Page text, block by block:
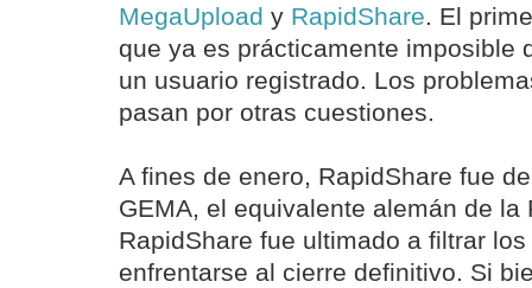
MegaUpload y RapidShare. El
que ya es prácticamente imposible
un usuario registrado. Los
pasan por otras cuestiones.
A fines de enero, RapidShare fue
GEMA, el equivalente alemán de la
RapidShare fue ultimado a filtrar
enfrentarse al cierre definitivo. Si